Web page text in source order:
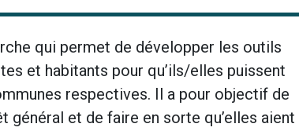
qui permet de développer les outils
et habitants pour qu’ils/elles puissent
respectives. Il a pour objectif de
général et de faire en sorte qu’elles aient